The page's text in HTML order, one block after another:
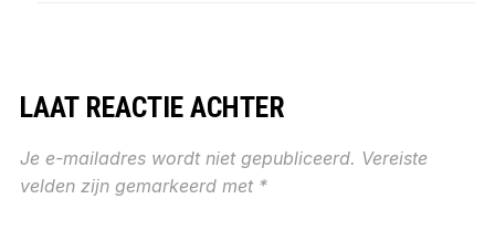
LAAT REACTIE ACHTER
Je e-mailadres wordt niet gepubliceerd. Vereiste
velden zijn gemarkeerd met *